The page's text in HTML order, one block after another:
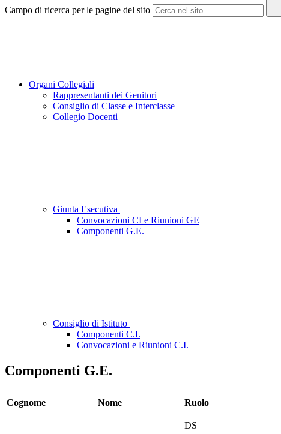
Campo di ricerca per le pagine del sito
Organi Collegiali
Rappresentanti dei Genitori
Consiglio di Classe e Interclasse
Collegio Docenti
Giunta Esecutiva
Convocazioni CI e Riunioni GE
Componenti G.E.
Consiglio di Istituto
Componenti C.I.
Convocazioni e Riunioni C.I.
Componenti G.E.
Cognome Nome Ruolo
DS